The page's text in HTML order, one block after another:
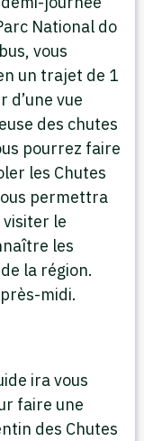
National do
vous
un trajet de 1
d’une vue
des chutes
pourrez faire
les Chutes
permettra
visiter le
les
la région.
midi.
ira vous
faire une
des Chutes